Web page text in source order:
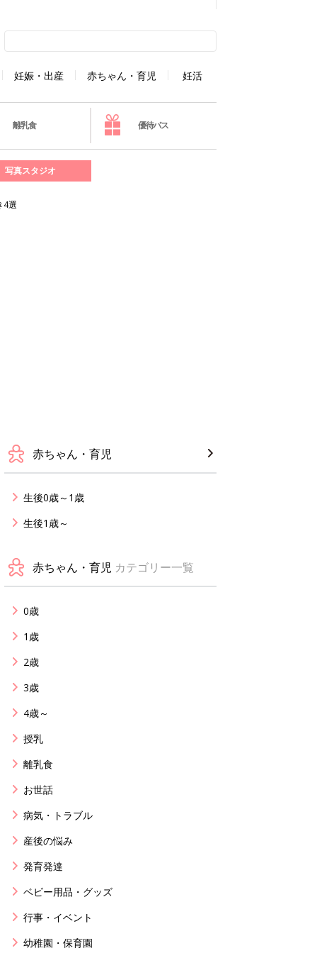
妊娠・出産 赤ちゃん・育児 妊活
離乳食 優待パス
写真スタジオ
4選
赤ちゃん・育児
生後0歳～1歳
生後1歳～
赤ちゃん・育児 カテゴリー一覧
0歳
1歳
2歳
3歳
4歳～
授乳
離乳食
お世話
病気・トラブル
産後の悩み
発育発達
ベビー用品・グッズ
行事・イベント
幼稚園・保育園